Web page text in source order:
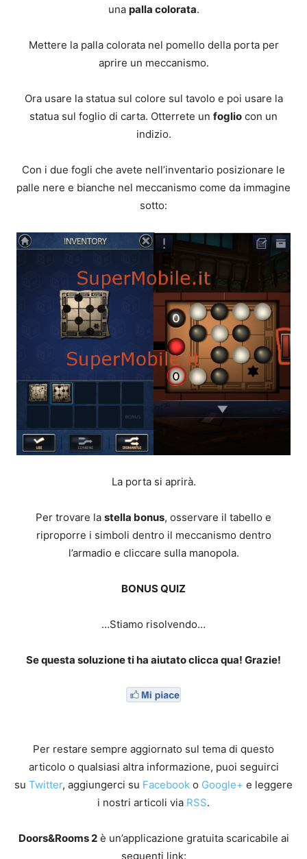
una palla colorata.
Mettere la palla colorata nel pomello della porta per
aprire un meccanismo.
Ora usare la statua sul colore sul tavolo e poi usare la
statua sul foglio di carta. Otterrete un foglio con un
indizio.
Con i due fogli che avete nell’inventario posizionare le
palle nere e bianche nel meccanismo come da immagine
sotto:
La porta si aprirà.
Per trovare la stella bonus, osservare il tabello e
riproporre i simboli dentro il meccanismo dentro
l’armadio e cliccare sulla manopola.
BONUS QUIZ
…Stiamo risolvendo…
Se questa soluzione ti ha aiutato clicca qua! Grazie!
Per restare sempre aggiornato sul tema di questo
articolo o qualsiasi altra informazione, puoi seguirci
su Twitter, aggiungerci su Facebook o Google+ e leggere
i nostri articoli via RSS.
Doors&Rooms 2è un’applicazione gratuita scaricabile ai
seguenti link: